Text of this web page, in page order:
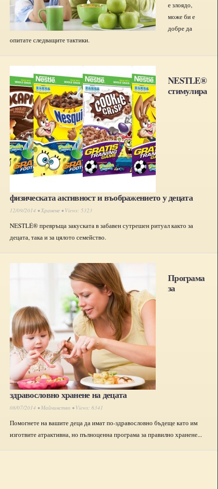
е злоядо,
може би е
добре да
опитате следващите тактики.
NESTLE®
стимулира
физическата активност и въображението у децата
12/09/2014 •Хранене • Views: 5323
NESTLÉ® превръща закуската в забавен сутрешен ритуал както за
децата, така и за цялото семейство.
Програма
за
здравословно хранене на децата
08/07/2014 •Майчинство • Views: 6341
Помогнете на вашите деца да имат по-здравословно бъдеще като им
изготвите атрактивна, но пълноценна програма за правилно хранене...